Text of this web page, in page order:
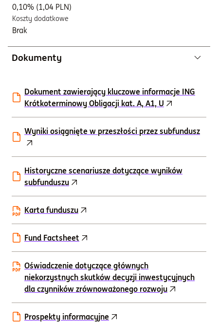
0,10% (1,04 PLN)
Koszty dodatkowe
Brak
Dokumenty
Dokument zawierający kluczowe informacje ING
Krótkoterminowy Obligacji kat. A, A1, U
Wyniki osiągnięte w przeszłości przez subfundusz
Historyczne scenariusze dotyczące wyników
subfunduszu
Karta funduszu
Fund Factsheet
Oświadczenie dotyczące głównych
niekorzystnych skutków decyzji inwestycyjnych
dla czynników zrównoważonego rozwoju
Prospekty informacyjne